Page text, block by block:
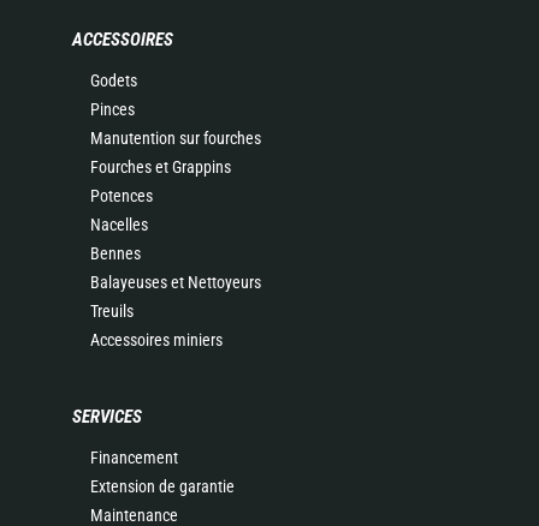
ACCESSOIRES
Godets
Pinces
Manutention sur fourches
Fourches et Grappins
Potences
Nacelles
Bennes
Balayeuses et Nettoyeurs
Treuils
Accessoires miniers
SERVICES
Financement
Extension de garantie
Maintenance